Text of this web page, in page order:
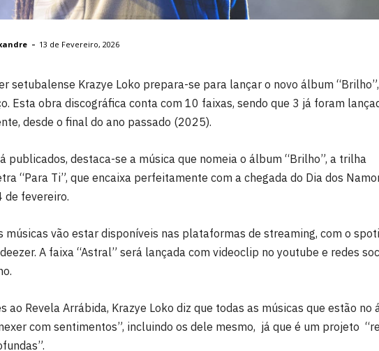
- 13 de Fevereiro, 2026
setubalense Krazye Loko prepara-se para lançar o novo álbum
Esta obra discográfica conta com 10 faixas, sendo que 3 já foram
desde o final do ano passado (2025).
publicados, destaca-se a música que nomeia o álbum “Brilho”, a trilha
“Para Ti”, que encaixa perfeitamente com a chegada do Dia dos
de fevereiro.
músicas vão estar disponíveis nas plataformas de streaming, com o
A faixa “Astral” será lançada com videoclip no youtube e redes
ao Revela Arrábida, Krazye Loko diz que todas as músicas que estão no
com sentimentos”, incluindo os dele mesmo, já que é um projeto